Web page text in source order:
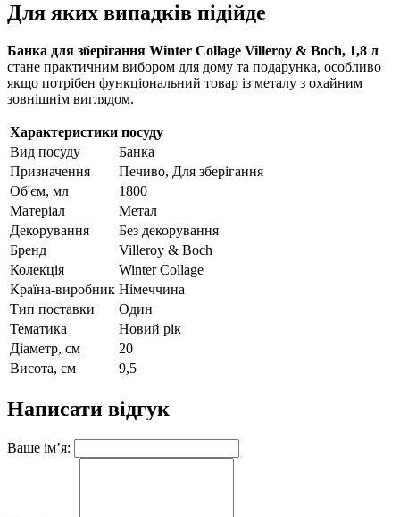
Для яких випадків підійде
Банка для зберігання Winter Collage Villeroy & Boch, 1,8 л
стане практичним вибором для дому та подарунка, особливо
якщо потрібен функціональний товар із металу з охайним
зовнішнім виглядом.
Характеристики посуду
Вид посуду
Банка
Призначення
Печиво, Для зберігання
Об'єм, мл
1800
Матеріал
Метал
Декорування
Без декорування
Бренд
Villeroy & Boch
Колекція
Winter Collage
Країна-виробник Німеччина
Тип поставки
Один
Тематика
Новий рік
Діаметр, см
20
Висота, см
9,5
Написати відгук
Ваше ім’я: